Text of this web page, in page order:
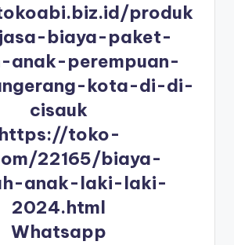
produk
biaya-paket-
anak-perempuan-
kota-di-di-
cisauk
https://toko-
22165/biaya-
anak-laki-laki-
2024.html
Whatsapp